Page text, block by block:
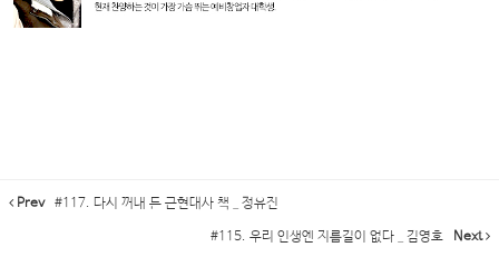
Prev #117. 다시 꺼내 든 근현대사 책 _ 정유진
#115. 우리 인생엔 지름길이 없다 _ 김영호 Next